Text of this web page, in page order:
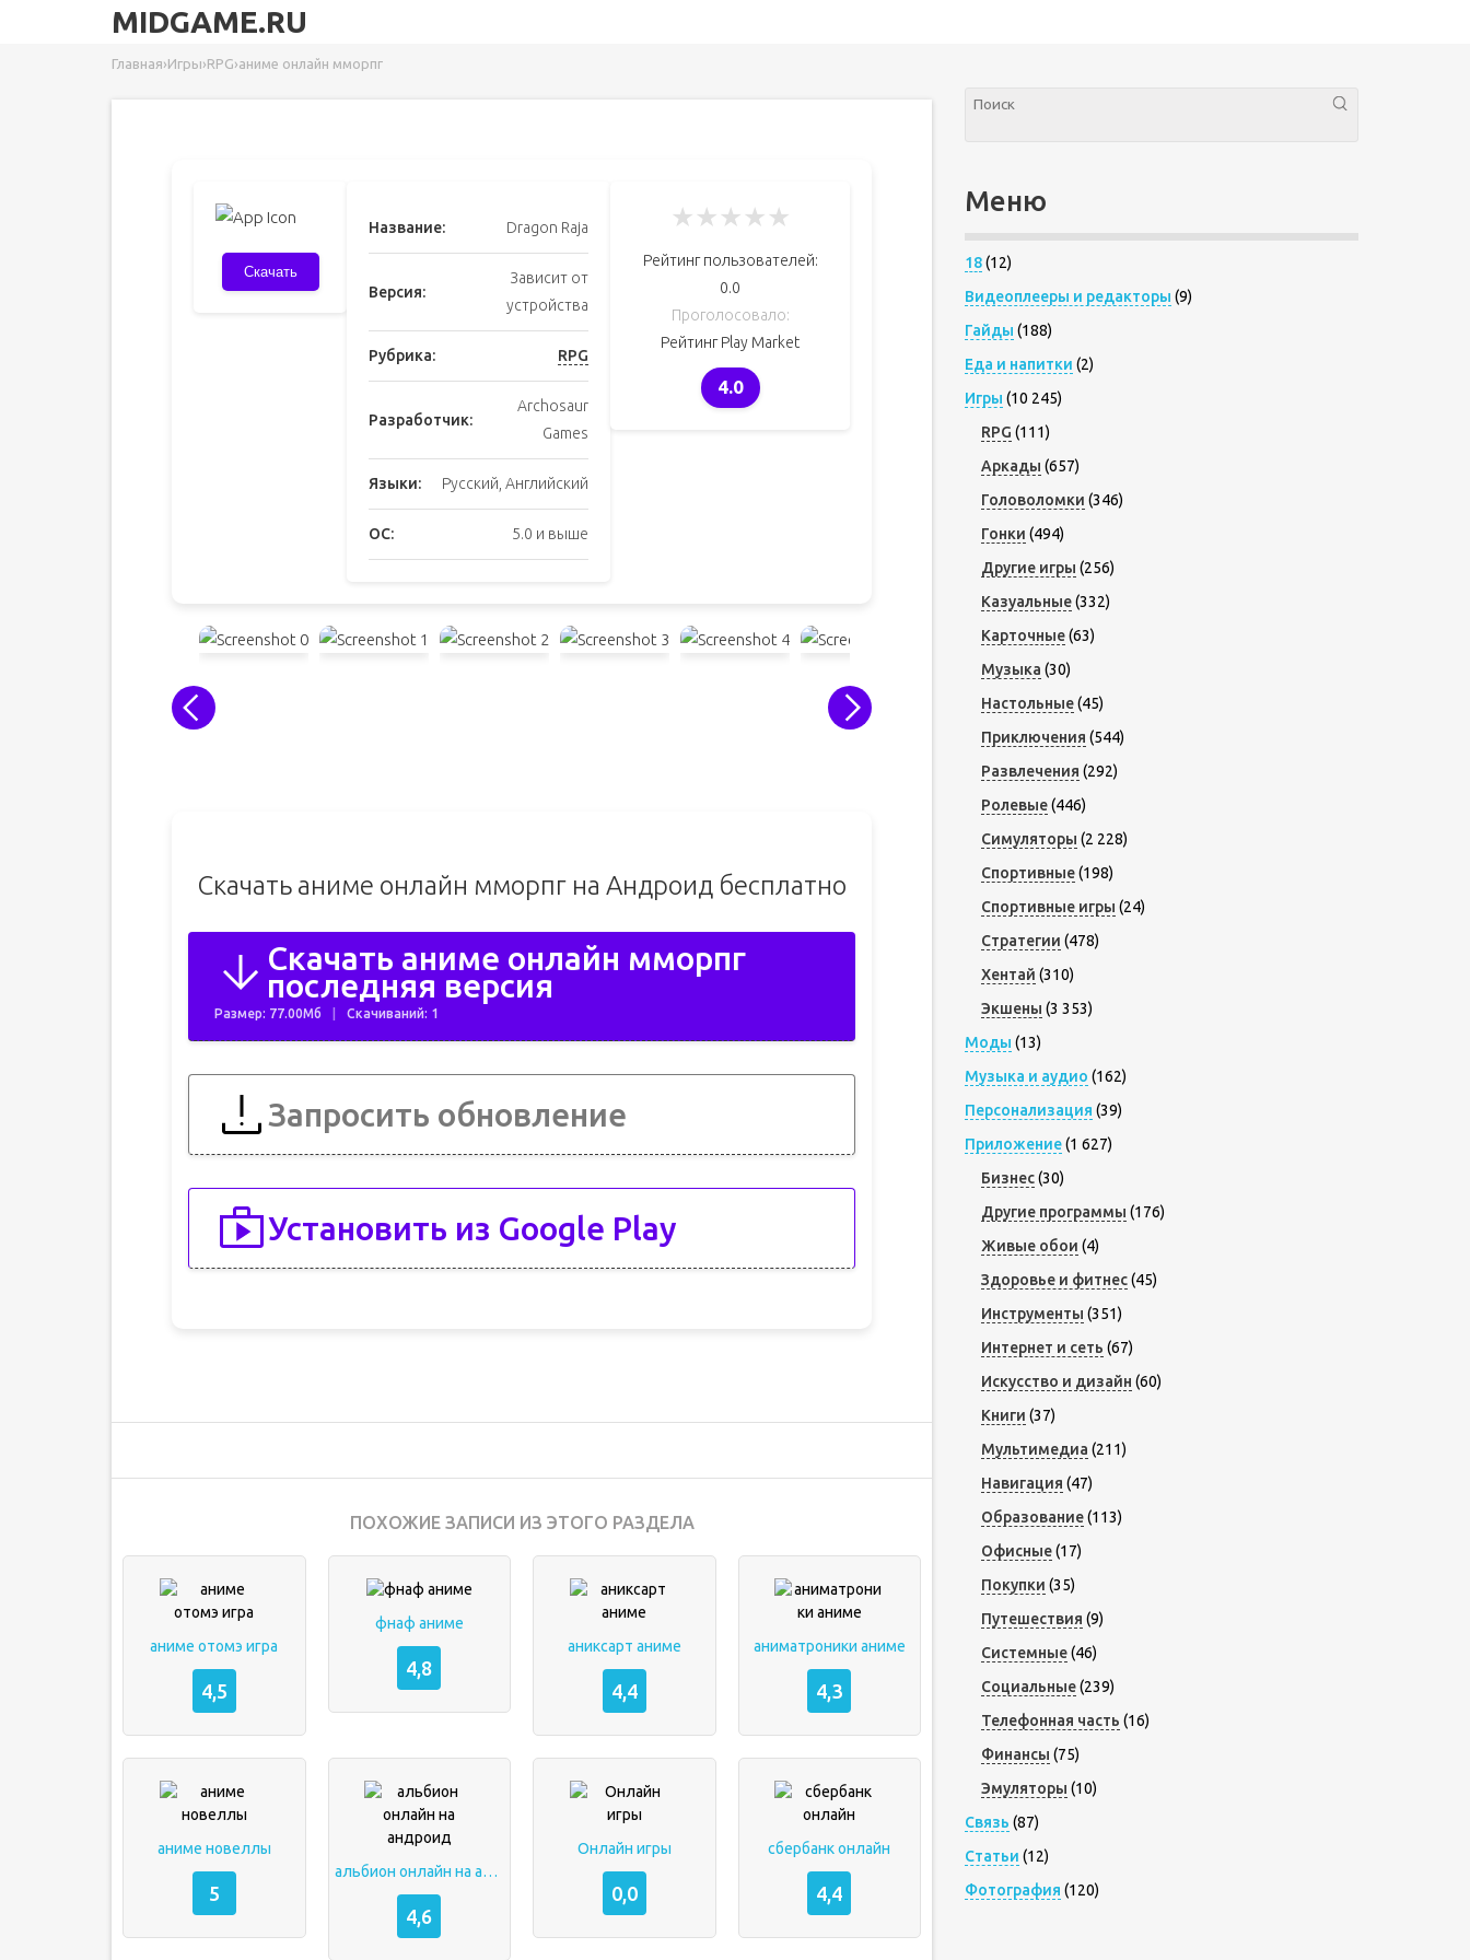
MIDGAME.RU
Главная›Игры›RPG›аниме онлайн мморпг
Скачать
Название: Dragon Raja
Версия:
Зависит от
устройства
Рубрика: RPG
Разработчик:
Archosaur
Games
Языки: Русский, Английский
ОС: 5.0 и выше
★★★★★
Рейтинг пользователей:
0.0
Проголосовало:
Рейтинг Play Market
4.0
Скачать аниме онлайн мморпг на Андроид бесплатно
Скачать аниме онлайн мморпг
последняя версия
Размер: 77.00Мб Скачиваний: 1
Запросить обновление
Установить из Google Play
ПОХОЖИЕ ЗАПИСИ ИЗ ЭТОГО РАЗДЕЛА
аниме отомэ игра
4,5
фнаф аниме
4,8
аниксарт аниме
4,4
аниматроники аниме
4,3
аниме новеллы
5
альбион онлайн на андроид
4,6
Онлайн игры
0,0
сбербанк онлайн
4,4
Меню
18(12)
Видеоплееры и редакторы (9)
Гайды (188)
Еда и напитки (2)
Игры (10 245)
RPG (111)
Аркады (657)
Головоломки (346)
Гонки (494)
Другие игры (256)
Казуальные(332)
Карточные(63)
Музыка (30)
Настольные(45)
Приключения (544)
Развлечения (292)
Ролевые(446)
Симуляторы (2 228)
Спортивные(198)
Спортивные игры (24)
Стратегии (478)
Хентай (310)
Экшены (3 353)
Моды (13)
Музыка и аудио (162)
Персонализация (39)
Приложение(1 627)
Бизнес(30)
Другие программы (176)
Живые обои (4)
Здоровье и фитнес(45)
Инструменты (351)
Интернет и сеть (67)
Искусство и дизайн (60)
Книги (37)
Мультимедиа (211)
Навигация (47)
Образование(113)
Офисные(17)
Покупки (35)
Путешествия (9)
Системные(46)
Социальные(239)
Телефонная часть (16)
Финансы (75)
Эмуляторы (10)
Связь (87)
Статьи (12)
Фотография (120)